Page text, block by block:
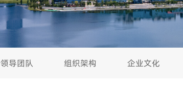
领导团队 组织架构 企业文化